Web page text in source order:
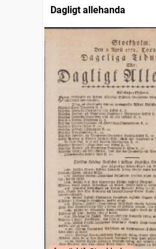
Dagligt allehanda